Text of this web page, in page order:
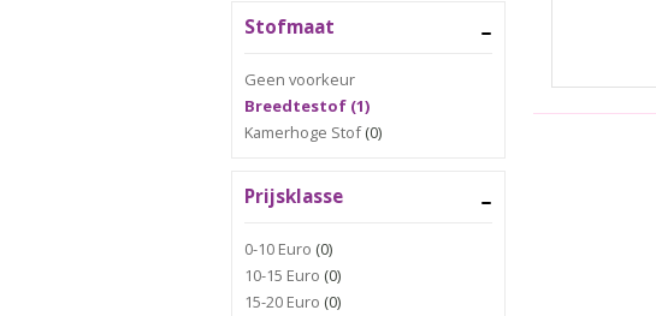
Stofmaat
Geen voorkeur
Breedtestof (1)
Kamerhoge Stof(0)
Prijsklasse
0-10 Euro (0)
10-15 Euro (0)
15-20 Euro (0)